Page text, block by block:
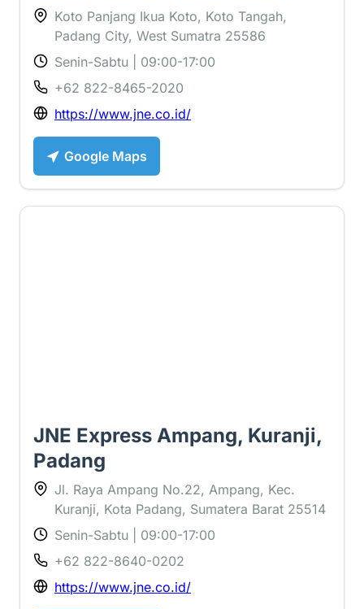
Koto Panjang Ikua Koto, Koto Tangah,
Padang City, West Sumatra 25586
Senin-Sabtu | 09:00-17:00
+62 822-8465-2020
https://www.jne.co.id/
Google Maps
JNE Express Ampang, Kuranji,
Padang
Jl. Raya Ampang No.22, Ampang, Kec.
Kuranji, Kota Padang, Sumatera Barat 25514
Senin-Sabtu | 09:00-17:00
+62 822-8640-0202
https://www.jne.co.id/